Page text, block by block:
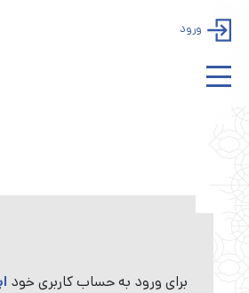
ورود
برای ورود به حساب کاربری خود